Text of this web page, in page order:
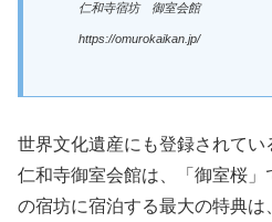
仁和寺宿坊 御室会館
https://omurokaikan.jp/
世界文化遺産にも登録されて
仁和寺御室会館は、「御室桜」
の宿坊に宿泊する最大の特典